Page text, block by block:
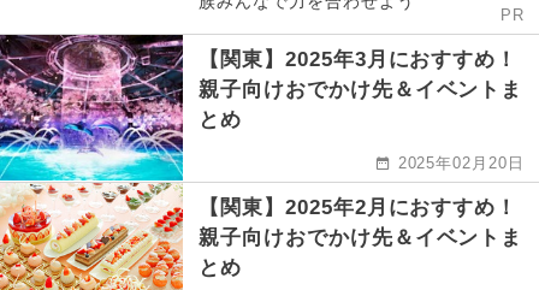
PR
【関東】2025年3月におすすめ！
親子向けおでかけ先＆イベントま
とめ
2025年02月20日
【関東】2025年2月におすすめ！
親子向けおでかけ先＆イベントま
とめ